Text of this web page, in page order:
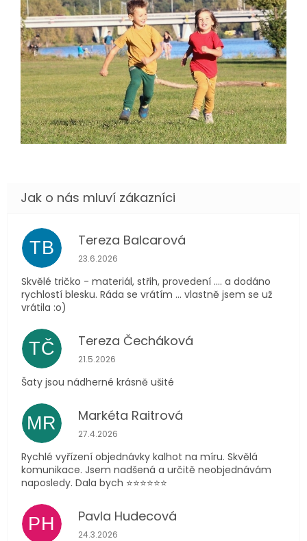
TB Tereza Balcarová
Hodnocení obchodu je 5 z 5 hvězdiček.
23.6.2026
Skvělé tričko - materiál, střih, provedení .... a dodáno
rychlostí blesku. Ráda se vrátím ... vlastně jsem se už
vrátila :o)
TČ Tereza Čecháková
Hodnocení obchodu je 5 z 5 hvězdiček.
21.5.2026
Šaty jsou nádherné krásně ušité
MR Markéta Raitrová
Hodnocení obchodu je 5 z 5 hvězdiček.
27.4.2026
Rychlé vyřízení objednávky kalhot na míru. Skvělá
komunikace. Jsem nadšená a určitě neobjednávám
naposledy. Dala bych ⭐️⭐️⭐️⭐️⭐️⭐️
PH Pavla Hudecová
Hodnocení obchodu je 5 z 5 hvězdiček.
24.3.2026